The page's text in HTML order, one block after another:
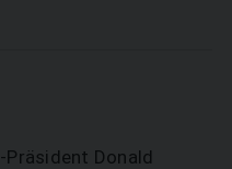
Präsident Donald